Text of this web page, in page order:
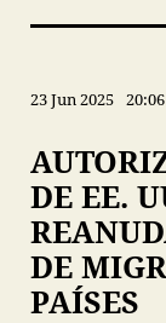
23 Jun 2025 20:06
DE EE.
DE
PAÍSES